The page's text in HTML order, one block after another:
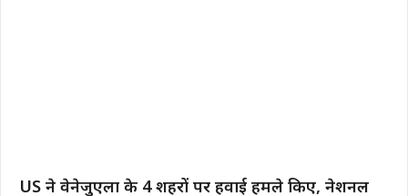
US ने वेनेजुएला के 4 शहरों पर हवाई हमले किए, नेशनल